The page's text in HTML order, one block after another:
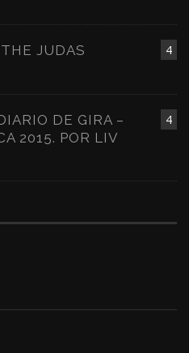
4
JUDAS
4
DE GIRA –
2015. POR LIV